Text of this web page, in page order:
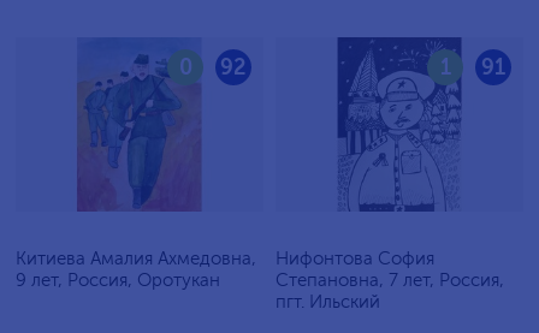
92
0
Китиева Амалия Ахмедовна,
9 лет, Россия, Оротукан
91
1
Нифонтова София
Степановна, 7 лет, Россия,
пгт. Ильский